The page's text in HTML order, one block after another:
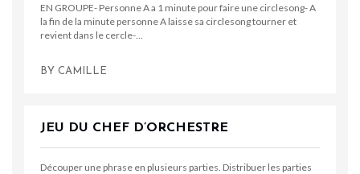
EN GROUPE- Personne A a 1 minute pour faire une circlesong- A
la fin de la minute personne A laisse sa circlesong tourner et
revient dans le cercle-…
BY CAMILLE
JEU DU CHEF D’ORCHESTRE
Découper une phrase en plusieurs parties. Distribuer les parties